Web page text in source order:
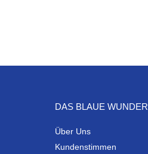
DAS BLAUE WUNDER
Über Uns
Kundenstimmen